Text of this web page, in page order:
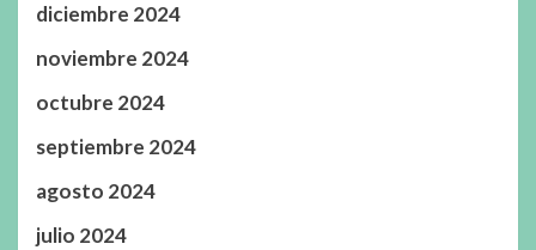
diciembre 2024
noviembre 2024
octubre 2024
septiembre 2024
agosto 2024
julio 2024